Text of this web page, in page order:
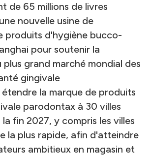
de 65 millions de livres
nouvelle usine de
produits d'hygiène bucco-
pour soutenir la
plus grand marché mondial des
gingivale
étendre la marque de produits
parodontax à 30 villes
fin 2027, y compris les villes
la plus rapide, afin d'atteindre
ambitieux en magasin et